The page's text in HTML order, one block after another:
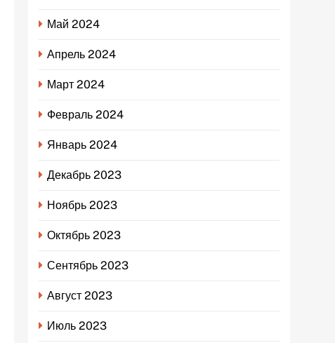
Май 2024
Апрель 2024
Март 2024
Февраль 2024
Январь 2024
Декабрь 2023
Ноябрь 2023
Октябрь 2023
Сентябрь 2023
Август 2023
Июль 2023